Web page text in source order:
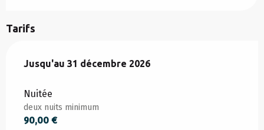
Tarifs
Du5 janvier 2026au31 décembre 2026
Jusqu'au 31 décembre 2026
Nuitée
deux nuits minimum
90,00 €